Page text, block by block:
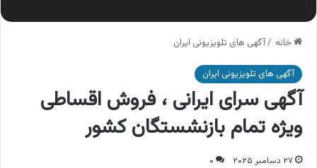
خانه /آگهی های تلویزیونی ایران
آگهی های تلویزیونی ایران
آگهی سرای ایرانی ، فروش اقساطی
ویژه تمام بازنشستگان کشور
۲۷ دسامبر ۲۰۲۵ ۰